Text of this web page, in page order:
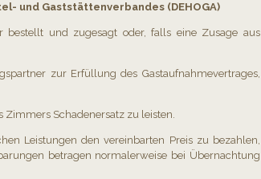
und Gaststättenverbandes (DEHOGA)
bestellt und zugesagt oder, falls eine Zusage aus
zur Erfüllung des Gastaufnahmevertrages,
Zimmers Schadenersatz zu leisten.
Leistungen den vereinbarten Preis zu bezahlen,
betragen normalerweise bei Übernachtung